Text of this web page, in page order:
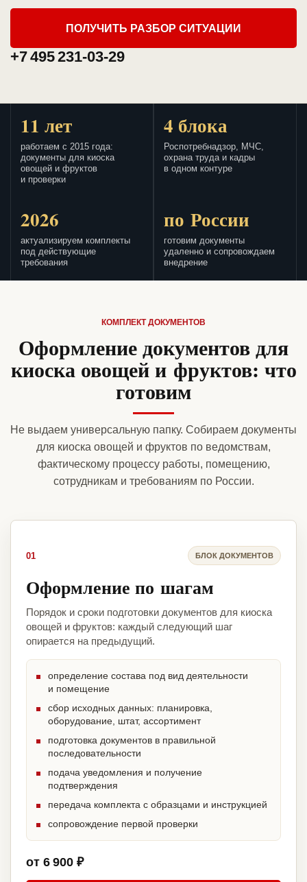
ПОЛУЧИТЬ РАЗБОР СИТУАЦИИ
+7 495 231-03-29
11 лет
работаем с 2015 года:
документы для киоска
овощей и фруктов
и проверки
4 блока
Роспотребнадзор, МЧС,
охрана труда и кадры
в одном контуре
2026
актуализируем комплекты
под действующие
требования
по России
готовим документы
удаленно и сопровождаем
внедрение
КОМПЛЕКТ ДОКУМЕНТОВ
Оформление документов для
киоска овощей и фруктов: что
готовим
Не выдаем универсальную папку. Собираем документы
для киоска овощей и фруктов по ведомствам,
фактическому процессу работы, помещению,
сотрудникам и требованиям по России.
01 БЛОК ДОКУМЕНТОВ
Оформление по шагам
Порядок и сроки подготовки документов для киоска
овощей и фруктов: каждый следующий шаг
опирается на предыдущий.
определение состава под вид деятельности
и помещение
сбор исходных данных: планировка,
оборудование, штат, ассортимент
подготовка документов в правильной
последовательности
подача уведомления и получение
подтверждения
передача комплекта с образцами и инструкцией
сопровождение первой проверки
от 6 900 ₽